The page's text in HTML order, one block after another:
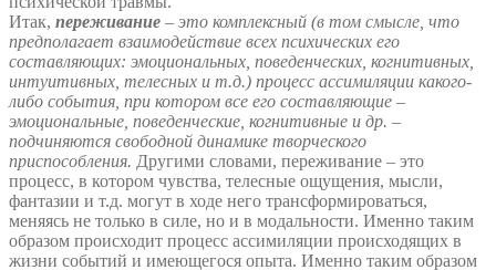
Итак, переживание – это комплексный (в том смысле, что
предполагает взаимодействие всех психических его
составляющих: эмоциональных, поведенческих, когнитивных,
интуитивных, телесных и т.д.) процесс ассимиляции какого-
либо события, при котором все его составляющие –
эмоциональные, поведенческие, когнитивные и др. –
подчиняются свободной динамике творческого
приспособления. Другими словами, переживание – это
процесс, в котором чувства, телесные ощущения, мысли,
фантазии и т.д. могут в ходе него трансформироваться,
меняясь не только в силе, но и в модальности. Именно таким
образом происходит процесс ассимиляции происходящих в
жизни событий и имеющегося опыта. Именно таким образом